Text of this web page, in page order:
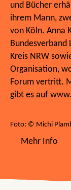
und Bücher
ihrem Mann,
von Köln. Anna
Bundesverband
Kreis NRW
Organisation,
Forum vertritt.
gibt es auf
Foto: © Michi
Mehr Info